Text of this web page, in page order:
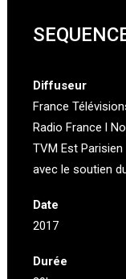
Diffuseur
France
Radio France l
TVM Est Parisien
avec le soutien
Date
2017
Durée